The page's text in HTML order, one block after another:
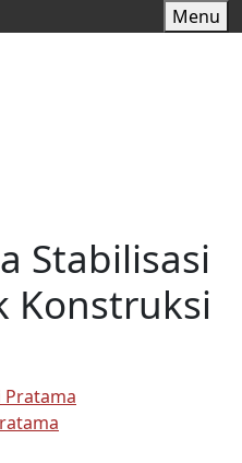
Menu
Stabilisasi
Konstruksi